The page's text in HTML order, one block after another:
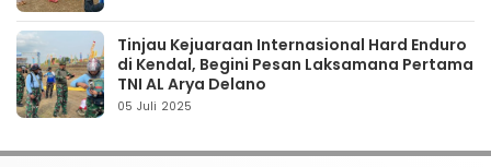
Tinjau Kejuaraan Internasional Hard Enduro
di Kendal, Begini Pesan Laksamana Pertama
TNI AL Arya Delano
05 Juli 2025